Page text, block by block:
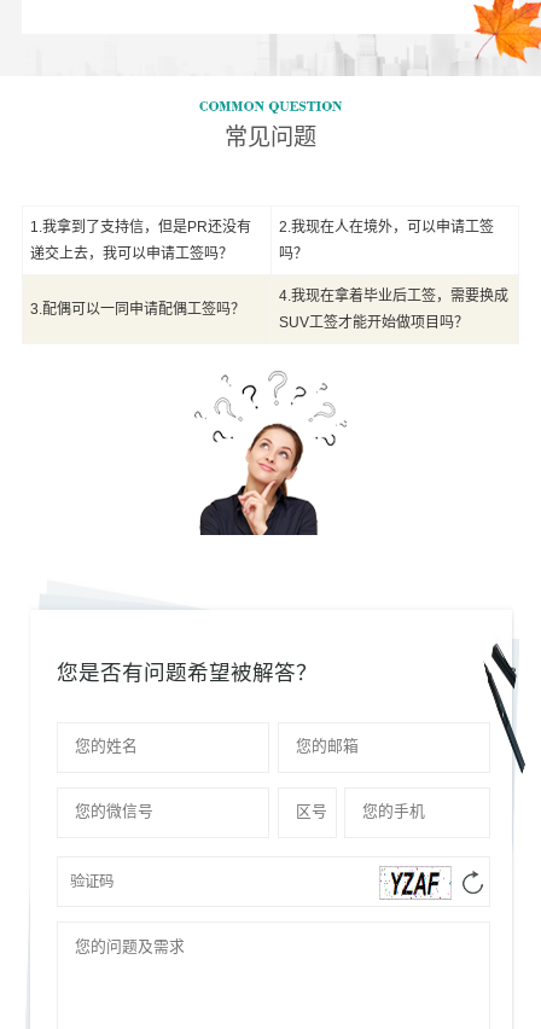
常见问题
1.我拿到了支持信，但是PR还没有
递交上去，我可以申请工签吗？
2.我现在人在境外，可以申请工签
吗？
3.配偶可以一同申请配偶工签吗？
4.我现在拿着毕业后工签，需要换成
SUV工签才能开始做项目吗？
您是否有问题希望被解答？